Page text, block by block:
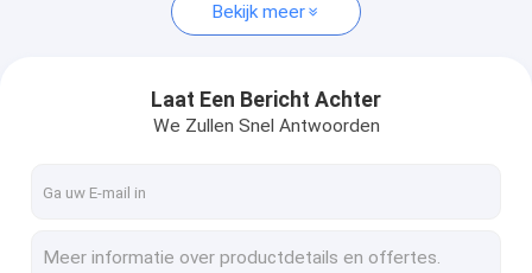
Hydraulische Olieradiator
Bulldozerradiator
Bekijk meer
Laat Een Bericht Achter
We Zullen Snel Antwoorden